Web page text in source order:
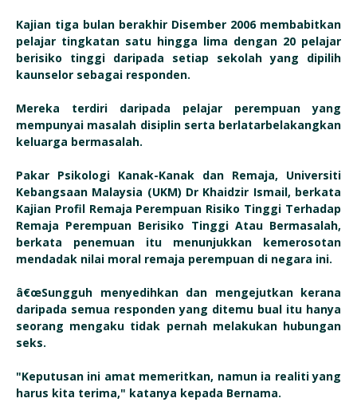
Kajian tiga bulan berakhir Disember 2006 membabitkan
pelajar tingkatan satu hingga lima dengan 20 pelajar
berisiko tinggi daripada setiap sekolah yang dipilih
kaunselor sebagai responden.
Mereka terdiri daripada pelajar perempuan yang
mempunyai masalah disiplin serta berlatarbelakangkan
keluarga bermasalah.
Pakar Psikologi Kanak-Kanak dan Remaja, Universiti
Kebangsaan Malaysia (UKM) Dr Khaidzir Ismail, berkata
Kajian Profil Remaja Perempuan Risiko Tinggi Terhadap
Remaja Perempuan Berisiko Tinggi Atau Bermasalah,
berkata penemuan itu menunjukkan kemerosotan
mendadak nilai moral remaja perempuan di negara ini.
â€œSungguh menyedihkan dan mengejutkan kerana
daripada semua responden yang ditemu bual itu hanya
seorang mengaku tidak pernah melakukan hubungan
seks.
"Keputusan ini amat memeritkan, namun ia realiti yang
harus kita terima," katanya kepada Bernama.